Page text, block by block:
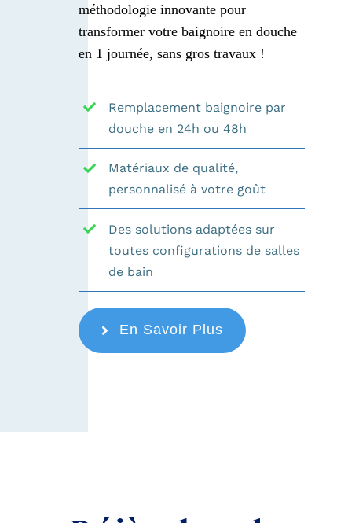
méthodologie innovante pour
transformer votre baignoire en douche
en 1 journée, sans gros travaux !
Remplacement baignoire par
douche en 24h ou 48h
Matériaux de qualité,
personnalisé à votre goût
Des solutions adaptées sur
toutes configurations de salles
de bain
En Savoir Plus